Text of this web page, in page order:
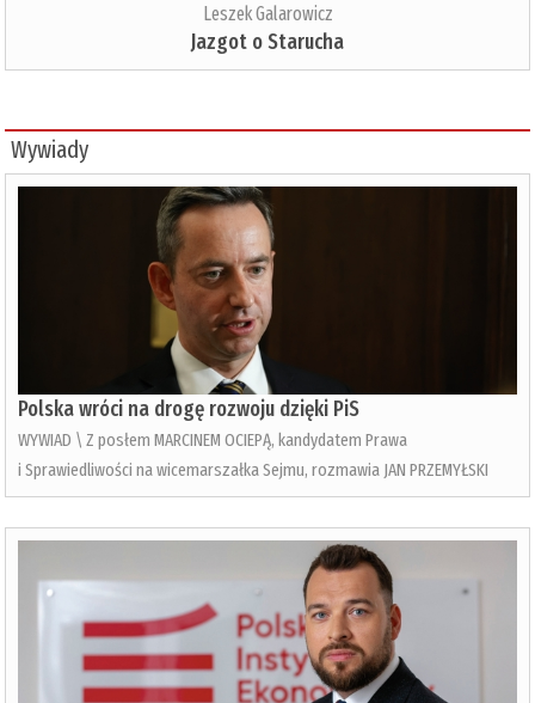
Leszek Galarowicz
Jazgot o Starucha
Wywiady
Polska wróci na drogę rozwoju dzięki PiS
WYWIAD \ Z posłem MARCINEM OCIEPĄ, kandydatem Prawa
i Sprawiedliwości na wicemarszałka Sejmu, rozmawia JAN PRZEMYŁSKI